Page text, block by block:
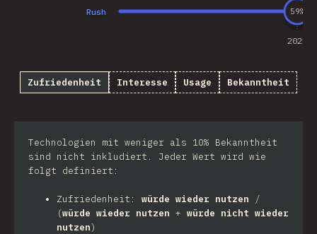
2021
Rush 59%
Zufriedenheit Interesse Usage Bekanntheit
Technologien mit weniger als 10% Bekanntheit
sind nicht inkludiert. Jeder Wert wird wie
folgt definiert:
Zufriedenheit: würde wieder nutzen /
(würde wieder nutzen + würde nicht wieder
nutzen)